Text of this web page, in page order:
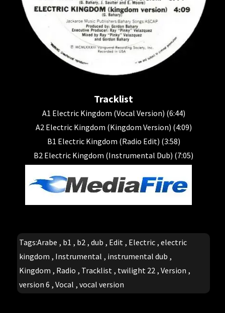
Tracklist
A1 Electric Kingdom (Vocal Version) (6:44)
A2 Electric Kingdom (Kingdom Version) (4:09)
B1 Electric Kingdom (Radio Edit) (3:58)
B2 Electric Kingdom (Instrumental Dub) (7:05)
Tags:Arabe , b1 , b2 ,dub , Edit , Electric ,electric
kingdom , Instrumental , instrumental dub ,
Kingdom , Radio , Tracklist , twilight 22 ,Version ,
version 6 ,Vocal ,vocal version